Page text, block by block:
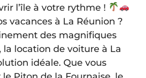
l’île à votre rythme !
vacances à La Réunion ?
des magnifiques
la location de voiture à La
idéale. Que vous